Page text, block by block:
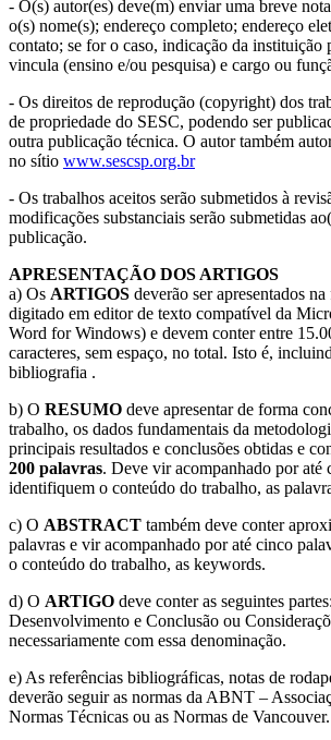
- O(s) autor(es) deve(m) enviar uma breve
o(s) nome(s); endereço completo; endereço
contato; se for o caso, indicação da instituição
vincula (ensino e/ou pesquisa) e cargo ou
- Os direitos de reprodução (copyright) dos
de propriedade do SESC, podendo ser
outra publicação técnica. O autor também
no sítio www.sescsp.org.br
- Os trabalhos aceitos serão submetidos à
modificações substanciais serão submetidas
publicação.
APRESENTAÇÃO DOS ARTIGOS
a) Os ARTIGOS deverão ser apresentados
digitado em editor de texto compatível da
Word for Windows) e devem conter entre
caracteres, sem espaço, no total. Isto é,
bibliografia .
b) O RESUMO deve apresentar de forma
trabalho, os dados fundamentais da
principais resultados e conclusões obtidas e
200 palavras. Deve vir acompanhado por até
identifiquem o conteúdo do trabalho, as
c) O ABSTRACT também deve conter
palavras e vir acompanhado por até cinco
o conteúdo do trabalho, as keywords.
d) O ARTIGO deve conter as seguintes
Desenvolvimento e Conclusão ou
necessariamente com essa denominação.
e) As referências bibliográficas, notas de
deverão seguir as normas da ABNT –
Normas Técnicas ou as Normas de Vancouver.